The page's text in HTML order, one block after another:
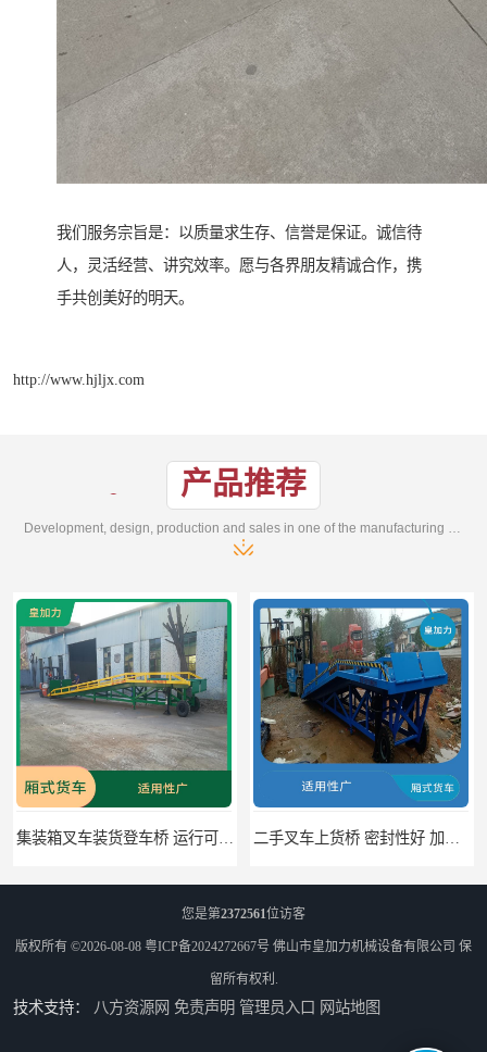
我们服务宗旨是：以质量求生存、信誉是保证。诚信待
人，灵活经营、讲究效率。愿与各界朋友精诚合作，携
手共创美好的明天。
http://www.hjljx.com
产品推荐
二手叉车上货桥 密封性好 加快物料流通速度
您是第2372561位访客
版权所有 ©2026-08-08 粤ICP备2024272667号 佛山市皇加力机械设备有限公司 保
留所有权利.
技术支持： 八方资源网 免责声明 管理员入口 网站地图